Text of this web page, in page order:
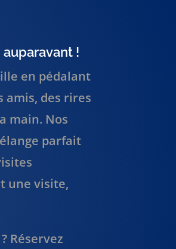
!
en pédalant
des rires
main. Nos
parfait
une visite,
Réservez